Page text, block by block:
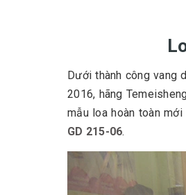
Dưới thành công vang
2016, hãng
mẫu loa hoàn toàn
GD 215-06.